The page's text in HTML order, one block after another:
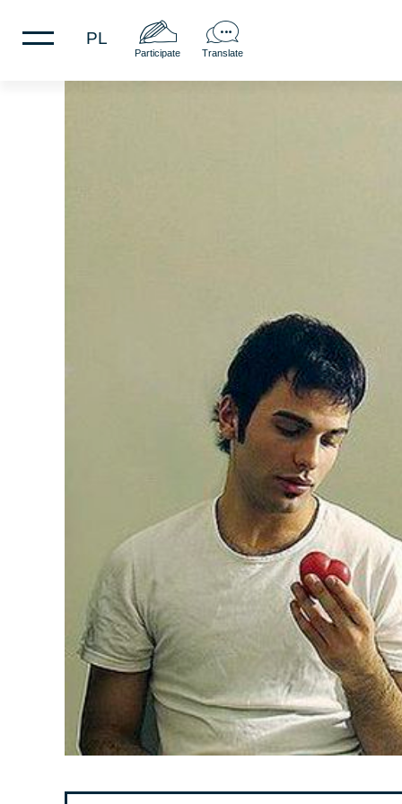
Participate Translate
PL